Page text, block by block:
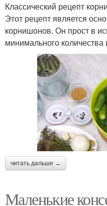
Классический рецепт
Этот рецепт является
корнишонов. Он прост в
минимального количества
читать дальше →
Маленькие